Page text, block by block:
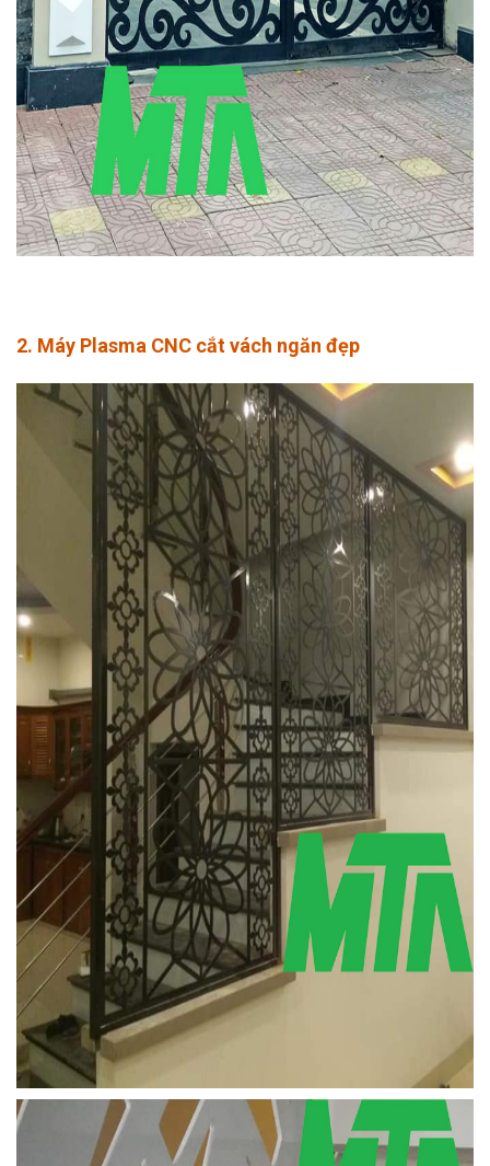
2. Máy Plasma CNC cắt vách ngăn đẹp